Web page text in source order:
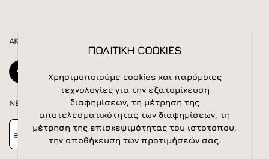
ΑΚΟΛΟΥΘΕΙΣΤΕ ΜΑΣ
NEWSLETTER
Newsletter Subscribe
ΠΟΛΙΤΙΚΗ COOKIES
Χρησιμοποιούμε cookies και παρόμοιες
τεχνολογίες για την εξατομίκευση
διαφημίσεων, τη μέτρηση της
αποτελεσματικότητας των διαφημίσεων, τη
μέτρηση της επισκεψιμότητας του ιστοτόπου,
την αποθήκευση των προτιμήσεών σας.